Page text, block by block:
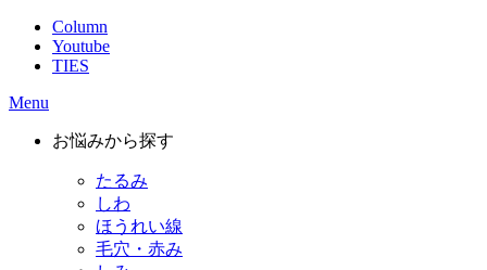
Column
Youtube
TIES
Menu
お悩みから探す
たるみ
しわ
ほうれい線
毛穴・赤み